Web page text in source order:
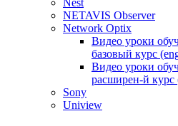
NETAVIS Observer
Network Optix
Видео уроки
базовый курс
Видео уроки
расширен-й курс
Sony
Uniview